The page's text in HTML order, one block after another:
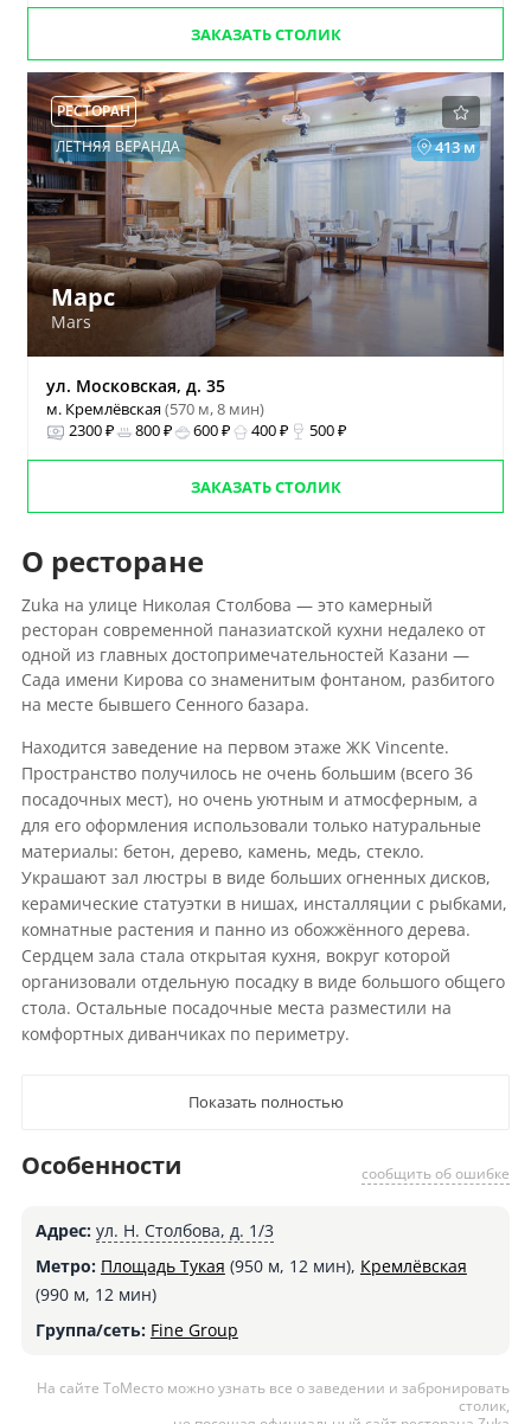
ЗАКАЗАТЬ СТОЛИК
РЕСТОРАН
413 м
ЛЕТНЯЯ ВЕРАНДА
Марс
Mars
ул. Московская, д. 35
м. Кремлёвская(570 м, 8 мин)
2300 ₽
800 ₽ 600 ₽ 400 ₽ 500 ₽
ЗАКАЗАТЬ СТОЛИК
О ресторане
Zuka на улице Николая Столбова — это камерный
ресторан современной паназиатской кухни недалеко от
одной из главных достопримечательностей Казани —
Сада имени Кирова со знаменитым фонтаном, разбитого
на месте бывшего Сенного базара.
Находится заведение на первом этаже ЖК Vincente.
Пространство получилось не очень большим (всего 36
посадочных мест), но очень уютным и атмосферным, а
для его оформления использовали только натуральные
материалы: бетон, дерево, камень, медь, стекло.
Украшают зал люстры в виде больших огненных дисков,
керамические статуэтки в нишах, инсталляции с рыбками,
комнатные растения и панно из обожжённого дерева.
Сердцем зала стала открытая кухня, вокруг которой
организовали отдельную посадку в виде большого общего
стола. Остальные посадочные места разместили на
комфортных диванчиках по периметру.
Показать полностью
сообщить об ошибке
Особенности
Адрес: ул. Н. Столбова, д. 1/3
Метро: Площадь Тукая (950 м, 12 мин), Кремлёвская
(990 м, 12 мин)
Группа/сеть: Fine Group
На сайте ТоМесто можно узнать все о заведении и забронировать
столик,